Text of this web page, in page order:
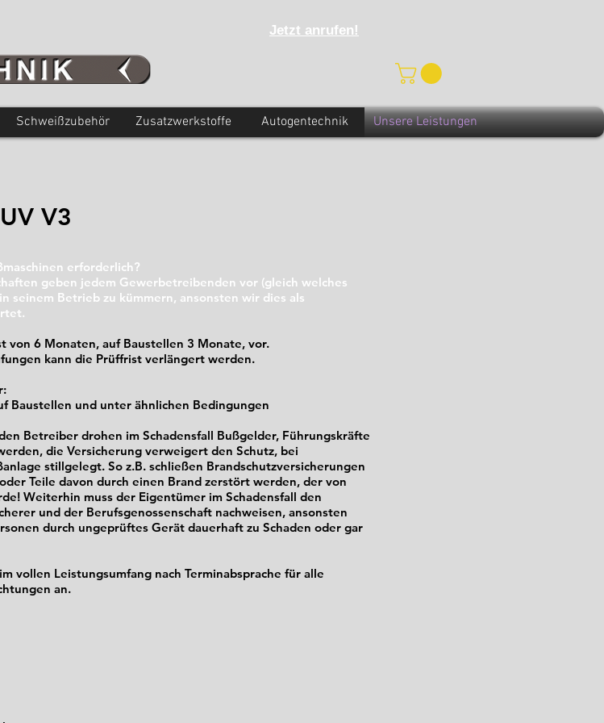
Jetzt anrufen!
Schweißzubehör Zusatzwerkstoffe Autogentechnik Unsere Leistungen
V3
erforderlich?
geben jedem Gewerbetreibenden vor (gleich welches
seinem Betrieb zu kümmern, ansonsten wir dies als
von 6 Monaten, auf Baustellen 3 Monate, vor.
kann die Prüffrist verlängert werden.
Baustellen und unter ähnlichen Bedingungen
Betreiber drohen im Schadensfall Bußgelder, Führungskräfte
die Versicherung verweigert den Schutz, bei
stillgelegt. So z.B. schließen Brandschutzversicherungen
Teile davon durch einen Brand zerstört werden, der von
Weiterhin muss der Eigentümer im Schadensfall den
und der Berufsgenossenschaft nachweisen, ansonsten
durch ungeprüftes Gerät dauerhaft zu Schaden oder gar
vollen Leistungsumfang nach Terminabsprache für alle
an.